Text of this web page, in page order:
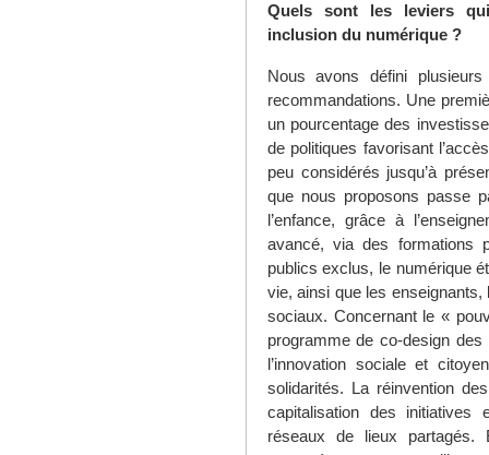
Quels sont les leviers qui
inclusion du numérique ?
Nous avons défini
recommandations. Une
un pourcentage des
de politiques favorisant
peu considérés jusqu’à
que nous proposons passe
l’enfance, grâce à
avancé, via des formations
publics exclus, le numérique
vie, ainsi que les
sociaux. Concernant le «
programme de co-design
l’innovation sociale et
solidarités. La réinvention
capitalisation des initiatives
réseaux de lieux partagés.